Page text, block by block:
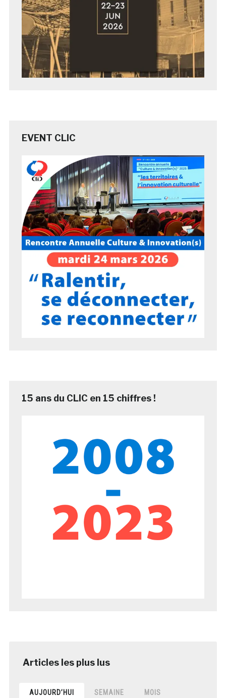
EVENT CLIC
15 ans du CLIC en 15 chiffres !
AUJOURD’HUI SEMAINE MOIS